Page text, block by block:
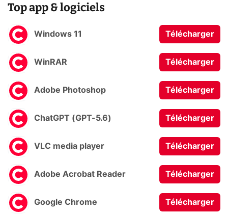
Top app & logiciels
Windows 11 Télécharger
WinRAR Télécharger
Adobe Photoshop Télécharger
ChatGPT (GPT-5.6) Télécharger
VLC media player Télécharger
Adobe Acrobat Reader Télécharger
Google Chrome Télécharger